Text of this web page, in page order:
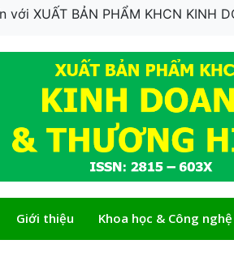
với XUẤT BẢN PHẨM KHCN KINH
Giới thiệu Khoa học & Công nghệ